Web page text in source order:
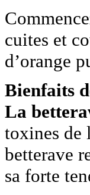
cuites et
d’orange
Bienfaits
La
toxines de
betterave
sa forte